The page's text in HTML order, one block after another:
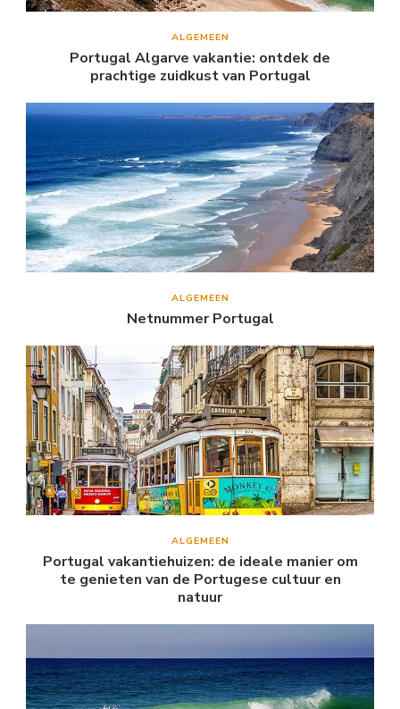
ALGEMEEN
Portugal Algarve vakantie: ontdek de
prachtige zuidkust van Portugal
ALGEMEEN
Netnummer Portugal
ALGEMEEN
Portugal vakantiehuizen: de ideale manier om
te genieten van de Portugese cultuur en
natuur